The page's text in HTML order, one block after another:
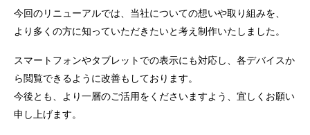
今回のリニューアルでは、当社についての想いや取り組みを、
より多くの方に知っていただきたいと考え制作いたしました。
スマートフォンやタブレットでの表示にも対応し、各デバイスか
ら閲覧できるように改善もしております。
今後とも、より一層のご活用をくださいますよう、宜しくお願い
申し上げます。